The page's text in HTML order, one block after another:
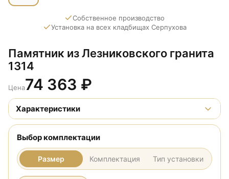
Собственное производство
Установка на всех кладбищах Серпухова
Памятник из Лезниковского гранита
1314
Цена74 363 ₽
Характеристики
Выбор комплектации
Размер Комплектация Тип установки